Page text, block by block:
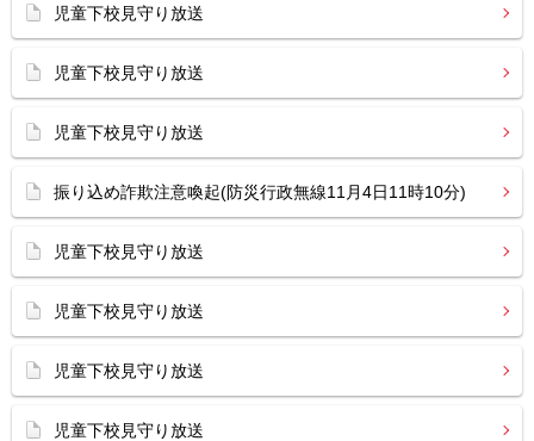
児童下校見守り放送
児童下校見守り放送
児童下校見守り放送
振り込め詐欺注意喚起(防災行政無線11月4日11時10分)
児童下校見守り放送
児童下校見守り放送
児童下校見守り放送
児童下校見守り放送